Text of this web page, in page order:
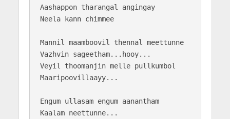
Aashappon tharangal angingay
Neela kann chimmee
Mannil maamboovil thennal meettunne
Vazhvin sageetham...hooy...
Veyil thoomanjin melle pullkumbol
Maaripoovillaayy...
Engum ullasam engum aanantham
Kaalam neettunne...